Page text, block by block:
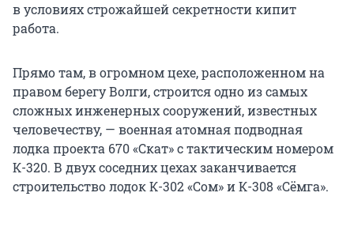
в условиях строжайшей секретности кипит
работа.
Прямо там, в огромном цехе, расположенном на
правом берегу Волги, строится одно из самых
сложных инженерных сооружений, известных
человечеству, — военная атомная подводная
лодка проекта 670 «Скат» с тактическим номером
К-320. В двух соседних цехах заканчивается
строительство лодок К-302 «Сом» и К-308 «Сёмга».